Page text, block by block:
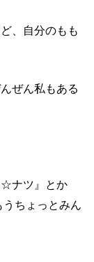
、自分のもも
ぜん私もある
☆ナツ』とか
うちょっとみん